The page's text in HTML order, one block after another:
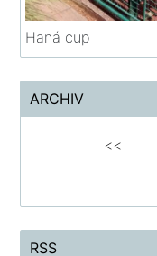
Haná cup
ARCHIV
<<
RSS